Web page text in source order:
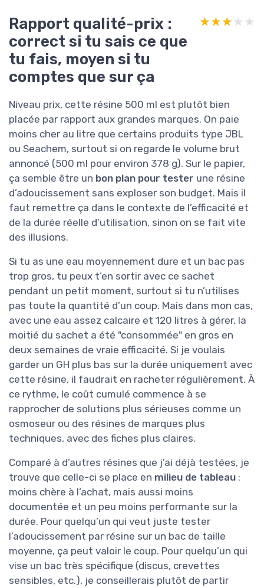
Rapport qualité-prix :
correct si tu sais ce que
tu fais, moyen si tu
comptes que sur ça
★★★★★
★★★★★
Niveau prix, cette résine 500 ml est plutôt bien
placée par rapport aux grandes marques. On paie
moins cher au litre que certains produits type JBL
ou Seachem, surtout si on regarde le volume brut
annoncé (500 ml pour environ 378 g). Sur le papier,
ça semble être un bon plan pour tester une résine
d’adoucissement sans exploser son budget. Mais il
faut remettre ça dans le contexte de l’efficacité et
de la durée réelle d’utilisation, sinon on se fait vite
des illusions.
Si tu as une eau moyennement dure et un bac pas
trop gros, tu peux t’en sortir avec ce sachet
pendant un petit moment, surtout si tu n’utilises
pas toute la quantité d’un coup. Mais dans mon cas,
avec une eau assez calcaire et 120 litres à gérer, la
moitié du sachet a été "consommée" en gros en
deux semaines de vraie efficacité. Si je voulais
garder un GH plus bas sur la durée uniquement avec
cette résine, il faudrait en racheter régulièrement. À
ce rythme, le coût cumulé commence à se
rapprocher de solutions plus sérieuses comme un
osmoseur ou des résines de marques plus
techniques, avec des fiches plus claires.
Comparé à d’autres résines que j’ai déjà testées, je
trouve que celle-ci se place en milieu de tableau :
moins chère à l’achat, mais aussi moins
documentée et un peu moins performante sur la
durée. Pour quelqu’un qui veut juste tester
l’adoucissement par résine sur un bac de taille
moyenne, ça peut valoir le coup. Pour quelqu’un qui
vise un bac très spécifique (discus, crevettes
sensibles, etc.), je conseillerais plutôt de partir